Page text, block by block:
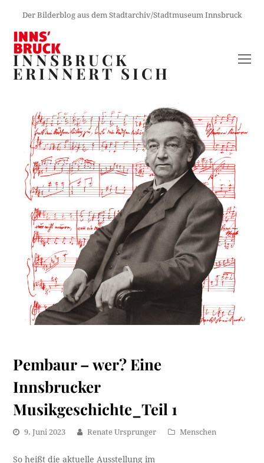
Der Bilderblog aus dem Stadtarchiv/Stadtmuseum Innsbruck
INNSBRUCK
ERINNERT SICH
Pembaur – wer? Eine
Innsbrucker
Musikgeschichte_Teil 1
9. Juni 2023 Renate Ursprunger Menschen
So heißt die aktuelle Ausstellung im